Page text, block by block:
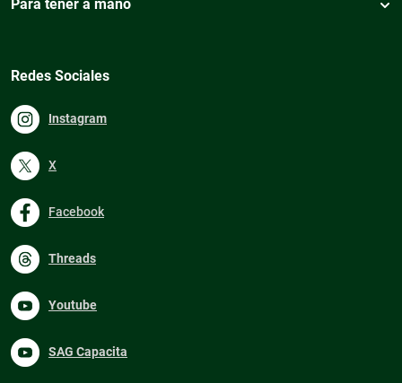
Para tener a mano
Redes Sociales
Instagram
X
Facebook
Threads
Youtube
SAG Capacita